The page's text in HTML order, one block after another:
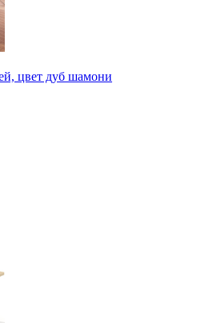
цвет дуб шамони